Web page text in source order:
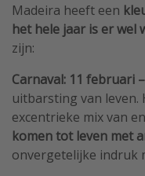
Madeira heeft een
het hele jaar is er wel
zijn:
Carnaval: 11 februari
uitbarsting van leven.
excentrieke mix van
komen tot leven met
onvergetelijke indruk